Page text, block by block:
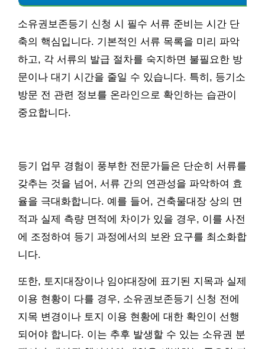
소유권보존등기 신청 시 필수 서류 준비는 시간 단
축의 핵심입니다. 기본적인 서류 목록을 미리 파악
하고, 각 서류의 발급 절차를 숙지하면 불필요한 방
문이나 대기 시간을 줄일 수 있습니다. 특히, 등기소
방문 전 관련 정보를 온라인으로 확인하는 습관이
중요합니다.
등기 업무 경험이 풍부한 전문가들은 단순히 서류를
갖추는 것을 넘어, 서류 간의 연관성을 파악하여 효
율을 극대화합니다. 예를 들어, 건축물대장 상의 면
적과 실제 측량 면적에 차이가 있을 경우, 이를 사전
에 조정하여 등기 과정에서의 보완 요구를 최소화합
니다.
또한, 토지대장이나 임야대장에 표기된 지목과 실제
이용 현황이 다를 경우, 소유권보존등기 신청 전에
지목 변경이나 토지 이용 현황에 대한 확인이 선행
되어야 합니다. 이는 추후 발생할 수 있는 소유권 분